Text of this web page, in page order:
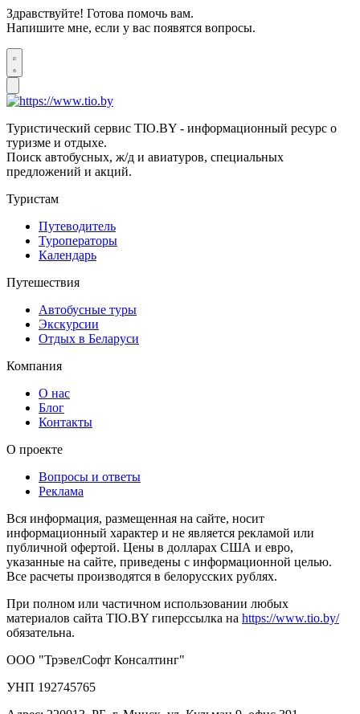
Здравствуйте! Готова помочь вам.
Напишите мне, если у вас появятся вопросы.
Туристический сервис TIO.BY - информационный ресурс о
туризме и отдыхе.
Поиск автобусных, ж/д и авиатуров, специальных
предложений и акций.
Туристам
Путеводитель
Туроператоры
Календарь
Путешествия
Автобусные туры
Экскурсии
Отдых в Беларуси
Компания
О нас
Блог
Контакты
О проекте
Вопросы и ответы
Реклама
Вся информация, размещенная на сайте, носит
информационный характер и не является рекламой или
публичной офертой. Цены в долларах США и евро,
указанные на сайте, приведены с информационной целью.
Все расчеты производятся в белорусских рублях.
При полном или частичном использовании любых
материалов сайта TIO.BY гиперссылка на https://www.tio.by/
обязательна.
ООО "ТрэвелСофт Консалтинг"
УНП 192745765